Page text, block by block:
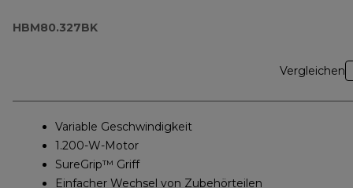
HBM80.327BK
Vergleichen
Variable Geschwindigkeit
1.200-W-Motor
SureGrip™ Griff
Einfacher Wechsel von Zubehörteilen